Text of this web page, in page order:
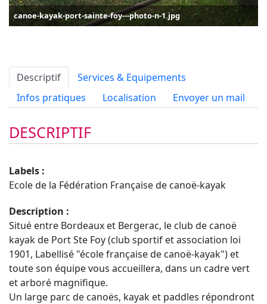
canoe-kayak-port-sainte-foy---photo-n-1.jpg
Descriptif
Services & Equipements
Infos pratiques
Localisation Envoyer un mail
DESCRIPTIF
Labels :
Ecole de la Fédération Française de canoë-kayak
Description :
Situé entre Bordeaux et Bergerac, le club de canoë
kayak de Port Ste Foy (club sportif et association loi
1901, Labellisé "école française de canoë-kayak") et
toute son équipe vous accueillera, dans un cadre vert
et arboré magnifique.
Un large parc de canoës, kayak et paddles répondront